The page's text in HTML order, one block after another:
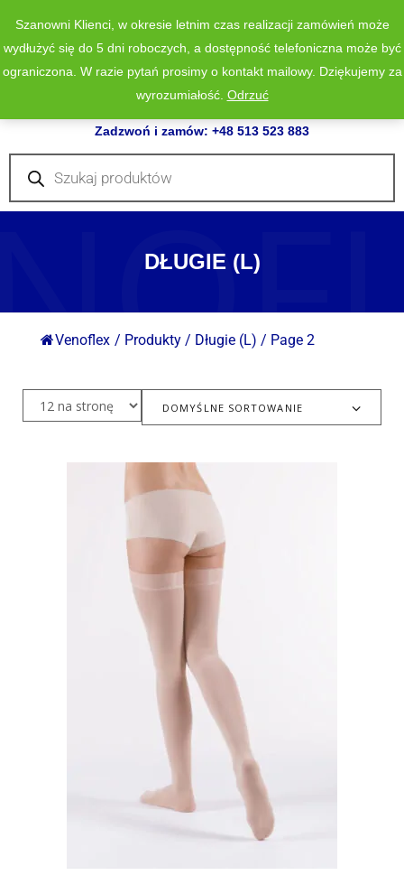
Zadzwoń i zamów: +48 513 523 883
Wyszukiwarka
produktów
DŁUGIE (L)
Venoflex / Produkty / Długie (L) / Page 2
DOMYŚLNE SORTOWANIE
Szanowni Klienci, w okresie letnim czas realizacji zamówień może
wydłużyć się do 5 dni roboczych, a dostępność telefoniczna może być
ograniczona. W razie pytań prosimy o kontakt mailowy. Dziękujemy za
wyrozumiałość. Odrzuć